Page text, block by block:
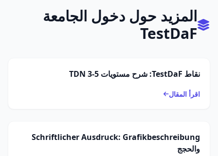
المزيد حول دخول الجامعة
TestDaF
نقاط TestDaF: شرح مستويات TDN 3-5
اقرأ المقال
Schriftlicher Ausdruck: Grafikbeschreibung
والحجج